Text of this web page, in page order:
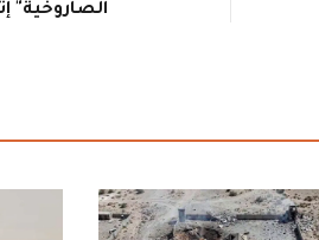
الصاروخية"